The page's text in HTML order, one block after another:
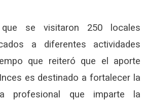
que se visitaron 250 locales
a diferentes actividades
que reiteró que el aporte
es destinado a fortalecer la
profesional que imparte la